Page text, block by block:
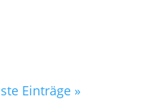
Einträge »